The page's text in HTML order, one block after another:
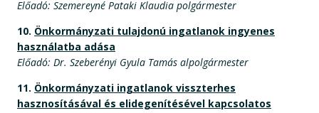
Előadó: Szemereyné Pataki Klaudia polgármester
10. Önkormányzati tulajdonú ingatlanok ingyenes
használatba adása
Előadó: Dr. Szeberényi Gyula Tamás alpolgármester
11. Önkormányzati ingatlanok visszterhes
hasznosításával és elidegenítésével kapcsolatos